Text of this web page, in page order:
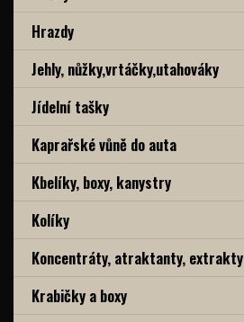
Hrazdy
Jehly, nůžky,vrtáčky,utahováky
Jídelní tašky
Kaprařské vůně do auta
Kbelíky, boxy, kanystry
Kolíky
Koncentráty, atraktanty, extrakty
Krabičky a boxy